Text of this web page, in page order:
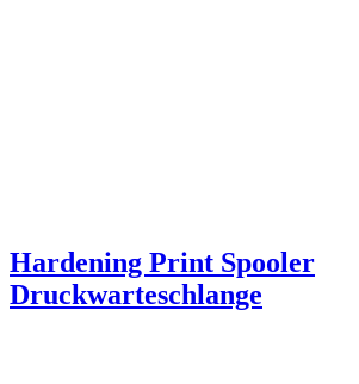
Hardening Print Spooler
Druckwarteschlange